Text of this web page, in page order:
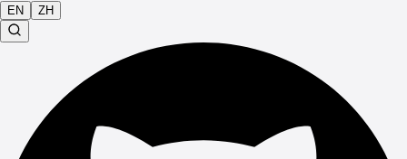
EN ZH